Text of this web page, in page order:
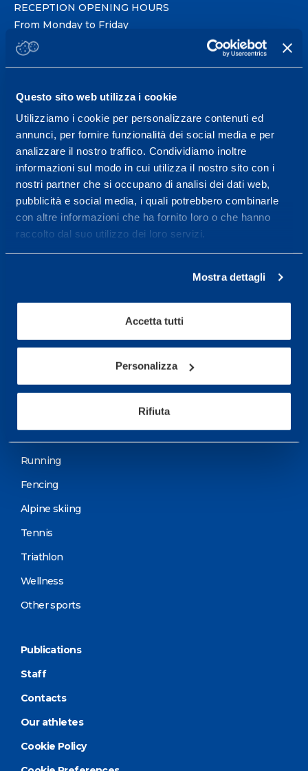
Questo sito web utilizza i cookie
Utilizziamo i cookie per personalizzare contenuti ed
annunci, per fornire funzionalità dei social media e per
analizzare il nostro traffico. Condividiamo inoltre
informazioni sul modo in cui utilizza il nostro sito con i
nostri partner che si occupano di analisi dei dati web,
pubblicità e social media, i quali potrebbero combinarle
con altre informazioni che ha fornito loro o che hanno
raccolto dal suo utilizzo dei loro servizi.
Mostra dettagli
Accetta tutti
Personalizza
Rifiuta
RECEPTION OPENING HOURS
From Monday to Friday
08.30 - 18.30
Service center for high
performance and well-
being.
More informations
Services
Sport
Cycling and MTB
Running
Fencing
Alpine skiing
Tennis
Triathlon
Wellness
Other sports
Publications
Staff
Contacts
Our athletes
Cookie Policy